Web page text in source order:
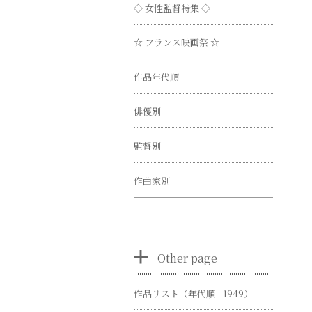
◇ 女性監督特集 ◇
☆ フランス映画祭 ☆
作品年代順
俳優別
監督別
作曲家別
Other page
作品リスト（年代順 - 1949）